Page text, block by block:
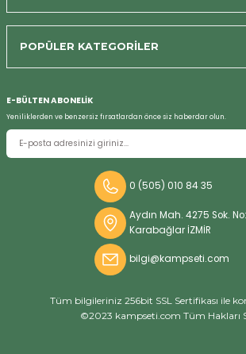
POPÜLER KATEGORİLER
E-BÜLTEN ABONELİK
Yeniliklerden ve benzersiz fırsatlardan önce siz haberdar olun.
0 (505) 010 84 35
Aydın Mah. 4275 Sok.
Karabağlar İZMİR
bilgi@kampseti.com
Tüm bilgileriniz 256bit SSL Sertifikası ile
©2023 kampseti.com Tüm Hakları
Bizi Arayın